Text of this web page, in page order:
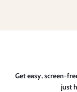
Get easy, screen-
just